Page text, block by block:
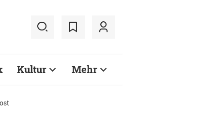
Kultur Mehr